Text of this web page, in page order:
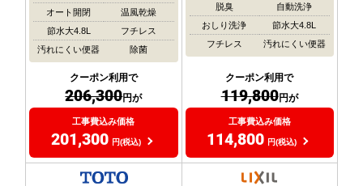
オート開閉
温風乾燥
節水大4.8L
フチレス
汚れにくい便器
除菌
クーポン利用で
206,300円が
工事費込み価格
201,300 円(税込)
脱臭
自動洗浄
おしり洗浄
節水大4.8L
フチレス
汚れにくい便器
クーポン利用で
119,800円が
工事費込み価格
114,800 円(税込)